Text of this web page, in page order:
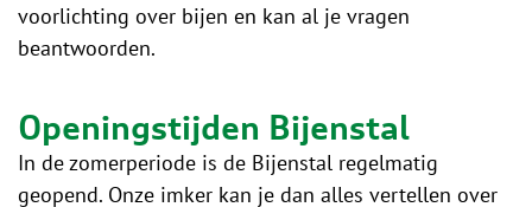
voorlichting over bijen en kan al je vragen
beantwoorden.
Openingstijden Bijenstal
In de zomerperiode is de Bijenstal regelmatig
geopend. Onze imker kan je dan alles vertellen over